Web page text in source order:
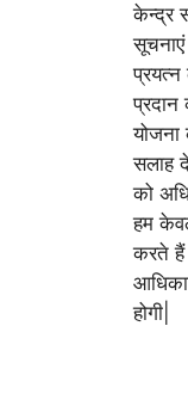
केन्द्र
सलाह
को
हम
करते हैं
होगी|